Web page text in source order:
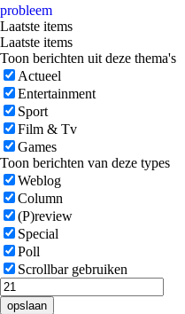
probleem
Laatste items
Laatste items
Toon berichten uit deze thema's
Actueel
Entertainment
Sport
Film & Tv
Games
Toon berichten van deze types
Weblog
Column
(P)review
Special
Poll
Scrollbar gebruiken
opslaan